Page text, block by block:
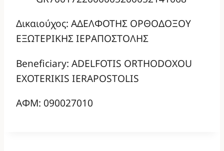
Δικαιούχος: ΑΔΕΛΦΟΤΗΣ ΟΡΘΟΔΟΞΟΥ
ΕΞΩΤΕΡΙΚΗΣ ΙΕΡΑΠΟΣΤΟΛΗΣ
Beneficiary: ADELFOTIS ORTHODOXOU
EXOTERIKIS IERAPOSTOLIS
ΑΦΜ: 090027010